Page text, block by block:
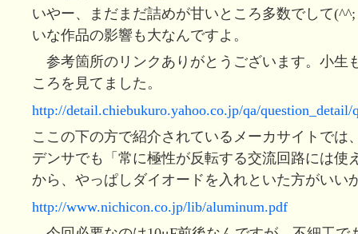
いやー、まだまだ詰めが甘いところ多数でして
いな作品の影響も大なんですよ。
参考箇所のリンクありがとうございます。小生
ころを見てました。
http://detail.chiebukuro.yahoo.co.jp/qa/question_detail/
ここの下の方で紹介されているメーカサイトでは
デンサでも「常に極性が反転する交流回路には使
から、やっぱしダイオードを入れといた方がいい
http://www.nichicon.co.jp/lib/aluminum.pdf